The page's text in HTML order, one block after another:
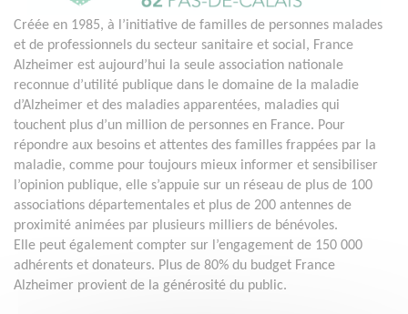
Créée en 1985, à l’initiative de familles de personnes malades
et de professionnels du secteur sanitaire et social, France
Alzheimer est aujourd’hui la seule association nationale
reconnue d’utilité publique dans le domaine de la maladie
d’Alzheimer et des maladies apparentées, maladies qui
touchent plus d’un million de personnes en France. Pour
répondre aux besoins et attentes des familles frappées par la
maladie, comme pour toujours mieux informer et sensibiliser
l’opinion publique, elle s’appuie sur un réseau de plus de 100
associations départementales et plus de 200 antennes de
proximité animées par plusieurs milliers de bénévoles.
Elle peut également compter sur l’engagement de 150 000
adhérents et donateurs. Plus de 80% du budget France
Alzheimer provient de la générosité du public.